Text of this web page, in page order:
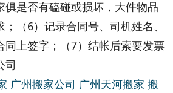
俱是否有磕碰或损坏，大件物品
（6）记录合同号、司机姓名、
同上签字；（7）结帐后索要发票
司
广州搬家公司 广州天河搬家 搬